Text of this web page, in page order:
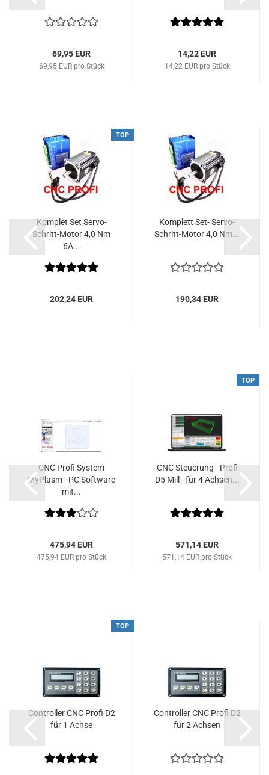
69,95 EUR
69,95 EUR pro Stück
14,22 EUR
14,22 EUR pro Stück
TOP
Komplet Set Servo-
Schritt-Motor 4,0 Nm
6A...
202,24 EUR
Komplett Set- Servo-
Schritt-Motor 4,0 Nm...
190,34 EUR
CNC Profi System
MyPlasm - PC Software
mit...
475,94 EUR
475,94 EUR pro Stück
TOP
CNC Steuerung - Profi
D5 Mill - für 4 Achsen...
571,14 EUR
571,14 EUR pro Stück
TOP
Controller CNC Profi D2
für 1 Achse
Controller CNC Profi D2
für 2 Achsen